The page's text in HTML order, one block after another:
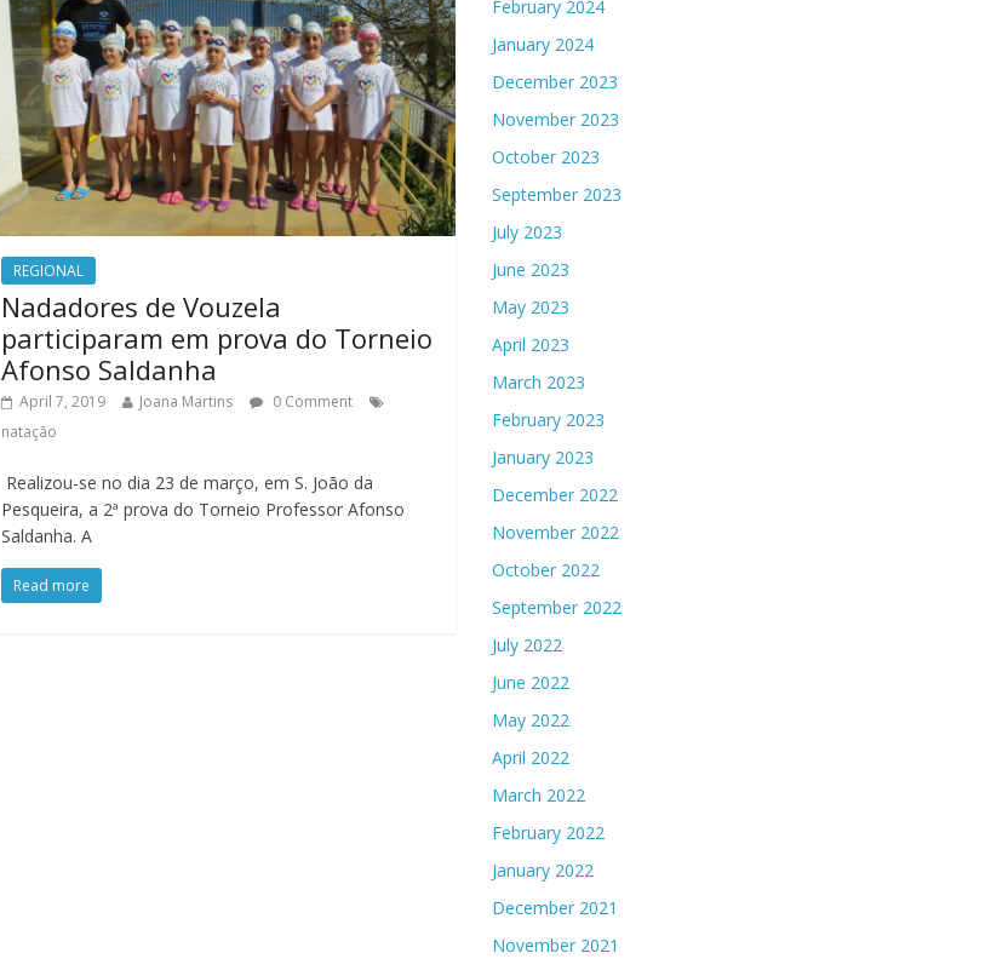
REGIONAL
Nadadores de Vouzela
participaram em prova do Torneio
Afonso Saldanha
April 7, 2019 Joana Martins
0 Comment
natação
Realizou-se no dia 23 de março, em S. João da
Pesqueira, a 2ª prova do Torneio Professor Afonso
Saldanha. A
Read more
February 2024
January 2024
December 2023
November 2023
October 2023
September 2023
July 2023
June 2023
May 2023
April 2023
March 2023
February 2023
January 2023
December 2022
November 2022
October 2022
September 2022
July 2022
June 2022
May 2022
April 2022
March 2022
February 2022
January 2022
December 2021
November 2021